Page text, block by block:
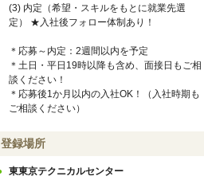
(3) 内定（希望・スキルをもとに就業先選
定） ★入社後フォロー体制あり！
＊応募～内定：2週間以内を予定
＊土日・平日19時以降も含め、面接日もご相
談ください！
＊応募後1か月以内の入社OK！（入社時期も
ご相談ください）
登録場所
東東京テクニカルセンター